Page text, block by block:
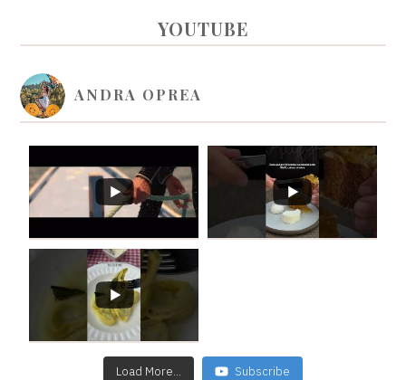
PRIMARY
SIDEBAR
YOUTUBE
ANDRA OPREA
Load More... Subscribe